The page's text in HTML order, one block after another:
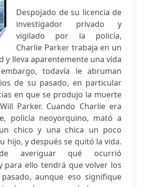
Despojado de su licencia de
investigador privado y
vigilado por la policía,
Charlie Parker trabaja en un
y lleva aparentemente una vida
todavía le abruman
de su pasado, en particular
en que se produjo la muerte
Parker. Cuando Charlie era
policía neoyorquino, mató a
chico y una chica un poco
hijo, y después se quitó la vida.
averiguar qué ocurrió
para ello tendrá que volver los
aunque eso signifique